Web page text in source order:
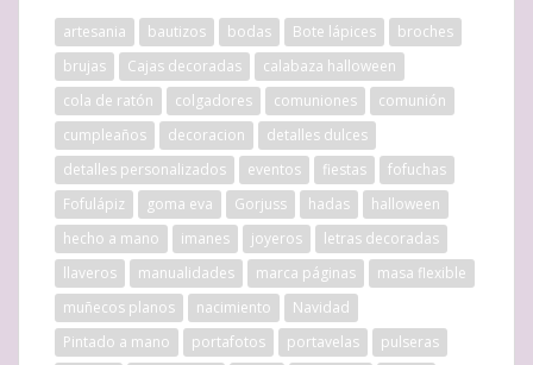
artesania bautizos bodas Bote lápices
broches
brujas
Cajas decoradas
calabaza halloween
cola de ratón
colgadores comuniones
comunión
cumpleaños
decoracion
detalles dulces
detalles personalizados
eventos fiestas
fofuchas
Fofulápiz
goma eva Gorjuss hadas
halloween
hecho a mano
imanes joyeros
letras decoradas
llaveros
manualidades marca páginas
masa flexible
muñecos planos
nacimiento
Navidad
Pintado a mano
portafotos portavelas
pulseras